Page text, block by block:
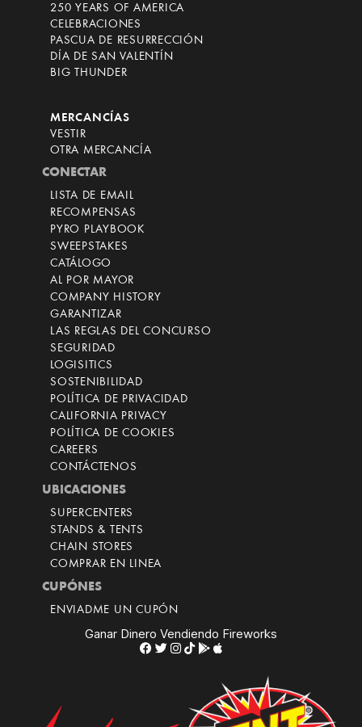
250 YEARS OF AMERICA
CELEBRACIONES
PASCUA DE RESURRECCIÓN
DÍA DE SAN VALENTÍN
BIG THUNDER
MERCANCÍAS
VESTIR
OTRA MERCANCÍA
CONECTAR
LISTA DE EMAIL
RECOMPENSAS
PYRO PLAYBOOK
SWEEPSTAKES
CATÁLOGO
AL POR MAYOR
COMPANY HISTORY
GARANTIZAR
LAS REGLAS DEL CONCURSO
SEGURIDAD
LOGISITICS
SOSTENIBILIDAD
POLÍTICA DE PRIVACIDAD
CALIFORNIA PRIVACY
POLÍTICA DE COOKIES
CAREERS
CONTÁCTENOS
UBICACIONES
SUPERCENTERS
STANDS & TENTS
CHAIN STORES
COMPRAR EN LINEA
CUPÓNES
ENVIADME UN CUPÓN
Ganar Dinero Vendiendo Fireworks